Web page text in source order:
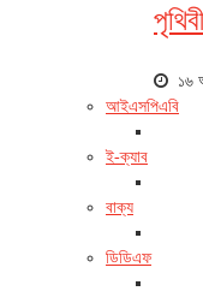
১৬
আইএসপিএবি
ই-ক্যাব
বাক্য
ডিডিএফ